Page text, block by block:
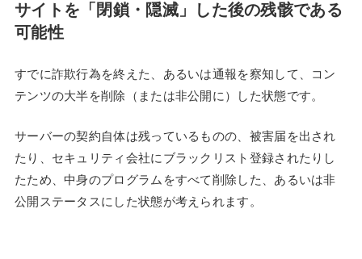
サイトを「閉鎖・隠滅」した後の残骸である
可能性
すでに詐欺行為を終えた、あるいは通報を察知して、コン
テンツの大半を削除（または非公開に）した状態です。
サーバーの契約自体は残っているものの、被害届を出され
たり、セキュリティ会社にブラックリスト登録されたりし
たため、中身のプログラムをすべて削除した、あるいは非
公開ステータスにした状態が考えられます。